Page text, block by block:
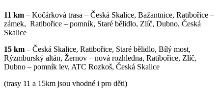
11 km – Kočárková trasa – Česká Skalice, Bažantnice, Ratibořice –
zámek, Ratibořice – pomník, Staré bělidlo, Zlíč, Dubno, Česká
Skalice
15 km – Česká Skalice, Ratibořice, Staré bělidlo, Bílý most,
Rýzmburský altán, Žernov – nová rozhledna, Ratibořice, Zlíč,
Dubno – pomník lev, ATC Rozkoš, Česká Skalice
(trasy 11 a 15km jsou vhodné i pro děti)